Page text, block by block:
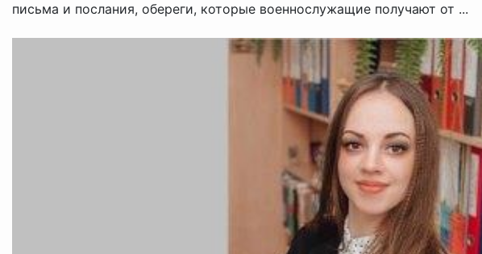
письма и послания, обереги, которые военнослужащие получают от ...